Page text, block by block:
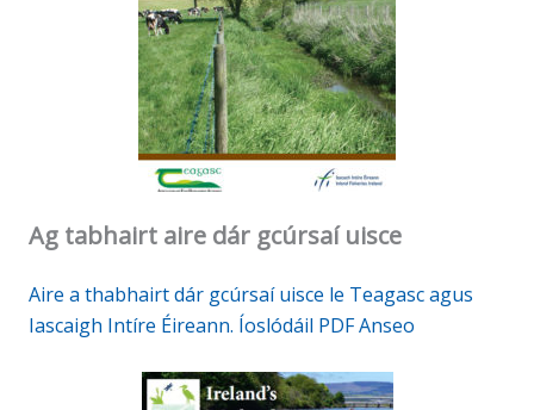
Ag tabhairt aire dár gcúrsaí uisce
Aire a thabhairt dár gcúrsaí uisce le Teagasc agus
Iascaigh Intíre Éireann. Íoslódáil PDF Anseo